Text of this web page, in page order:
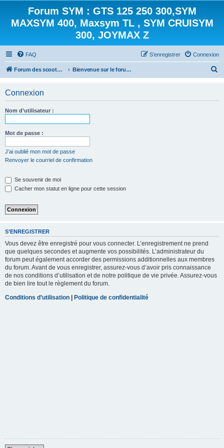
Forum SYM : GTS 125 250 300,SYM
MAXSYM 400, Maxsym TL , SYM CRUISYM
300, JOYMAX Z
FAQ Connexion
S’enregistrer
Forum des scooters SYM - GTS -MAXSYM - CRUISYM - JOYMAX - Maxsym TL Bienvenue sur le forum des scooters de la gamme SYM
Connexion
Nom d’utilisateur :
Mot de passe :
J’ai oublié mon mot de passe
Renvoyer le courriel de confirmation
Se souvenir de moi
Cacher mon statut en ligne pour cette session
S’ENREGISTRER
Vous devez être enregistré pour vous connecter. L’enregistrement ne prend
que quelques secondes et augmente vos possibilités. L’administrateur du
forum peut également accorder des permissions additionnelles aux membres
du forum. Avant de vous enregistrer, assurez-vous d’avoir pris connaissance
de nos conditions d’utilisation et de notre politique de vie privée. Assurez-vous
de bien lire tout le règlement du forum.
Conditions d’utilisation | Politique de confidentialité